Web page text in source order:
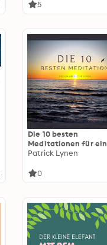
5
Die 10 besten
Meditationen für ein
erfülltes Leben:
Patrick Lynen
0